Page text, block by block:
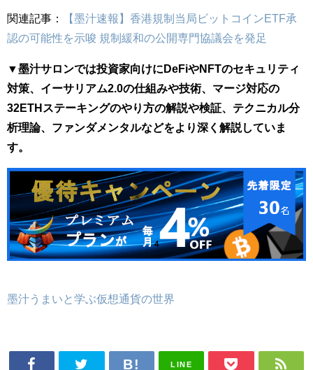
関連記事：
【墨汁速報】香港規制当局ビットコインETF承
認の可能性を示唆 規制緩和の公開専門協議会を発足
▼墨汁サロンでは投資家向けにDeFiやNFTのセキュリティ
対策、イーサリアム2.0の仕組みや技術、マージ対応の
32ETHステーキングのやり方の解説や検証、テクニカル分
析理論、ファンダメンタルなどをより深く解説していま
す。
墨汁うまいと学ぶ仮想通貨の世界
LINE